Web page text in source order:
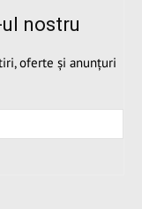
nostru
oferte și anunțuri